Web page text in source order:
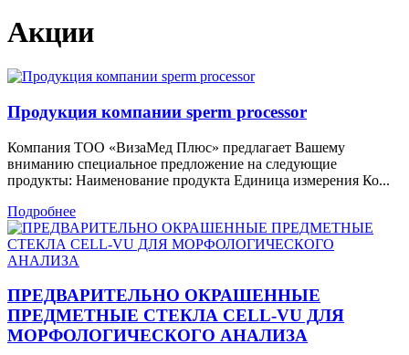
Акции
Продукция компании sperm processor
Компания ТОО «ВизаМед Плюс» предлагает Вашему
вниманию специальное предложение на следующие
продукты: Наименование продукта Единица измерения Ко...
Подробнее
ПРЕДВАРИТЕЛЬНО ОКРАШЕННЫЕ
ПРЕДМЕТНЫЕ СТЕКЛА CELL-VU ДЛЯ
МОРФОЛОГИЧЕСКОГО АНАЛИЗА